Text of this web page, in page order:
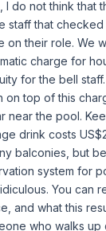
I do not think that
staff that
on their role. We
charge for
for the bell
top of this
near the pool.
drink costs
balconies, but
system for
You can
and what this
who walks up